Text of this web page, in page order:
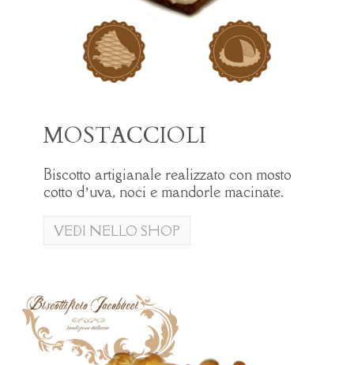
MOSTACCIOLI
Biscotto artigianale realizzato con mosto
cotto d’uva, noci e mandorle macinate.
VEDI NELLO SHOP